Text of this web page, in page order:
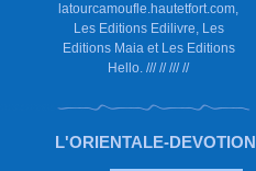
latourcamoufle.hautetfort.com,
Les Editions Edilivre, Les
Editions Maia et Les Editions
Hello. /// // /// //
L'ORIENTALE-DEVOTION